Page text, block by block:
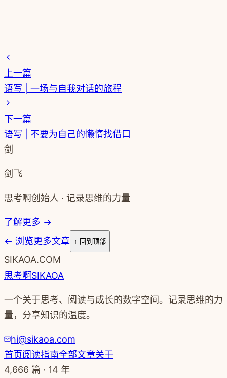
上一篇
下一篇
语写 | 不要为自己的懒惰找借口
剑